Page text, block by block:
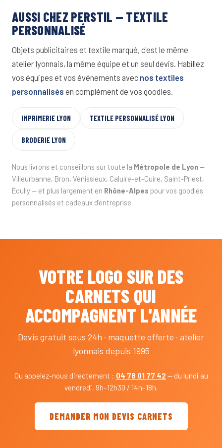
AUSSI CHEZ PERSTIL — TEXTILE
PERSONNALISÉ
Objets publicitaires et textile marqué, c'est le même
atelier lyonnais, la même équipe et un seul devis. Habillez
vos équipes et vos événements avec nos textiles
personnalisés en complément de vos goodies.
IMPRIMERIE LYON TEXTILE PERSONNALISÉ LYON
BRODERIE LYON
Nous livrons et conseillons sur toute la Métropole de Lyon —
Villeurbanne, Bron, Vénissieux, Caluire-et-Cuire, Saint-Priest,
Écully — et plus largement en Rhône-Alpes pour vos goodies
personnalisés et cadeaux d'entreprise.
VOTRE LOGO SUR DES
CARNETS QUI
ACCOMPAGNENT L'ANNÉE
Devis gratuit sous 24h · maquette offerte · atelier
lyonnais depuis 1995
Ou appelez-nous directement : 04 78 01 77 42 — du lundi au
vendredi, 9h–12h30 / 14h–18h.
DEMANDER MON DEVIS CARNETS